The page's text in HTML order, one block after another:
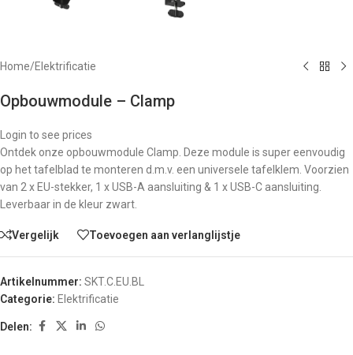
Home/Elektrificatie
Opbouwmodule – Clamp
Login to see prices
Ontdek onze opbouwmodule Clamp. Deze module is super eenvoudig
op het tafelblad te monteren d.m.v. een universele tafelklem. Voorzien
van 2 x EU-stekker, 1 x USB-A aansluiting & 1 x USB-C aansluiting.
Leverbaar in de kleur zwart.
Vergelijk Toevoegen aan verlanglijstje
Artikelnummer: SKT.C.EU.BL
Categorie: Elektrificatie
Delen: